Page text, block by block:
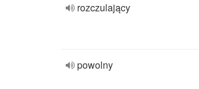
rozczulający
powolny